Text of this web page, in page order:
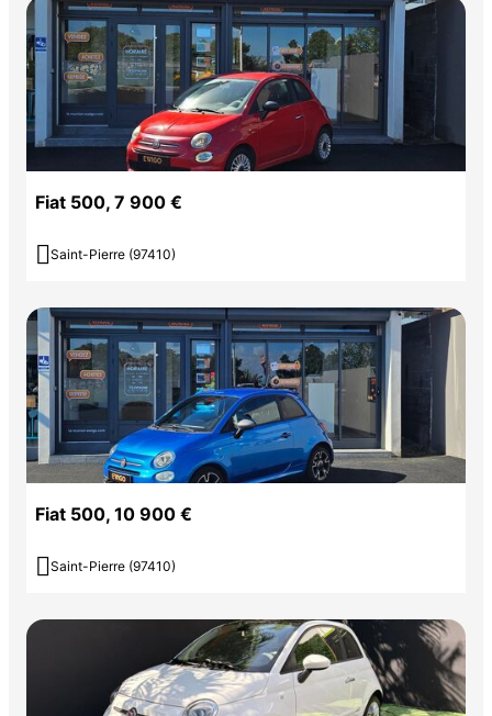
Fiat 500, 7 900 €
 Saint-Pierre (97410)
Fiat 500, 10 900 €
 Saint-Pierre (97410)